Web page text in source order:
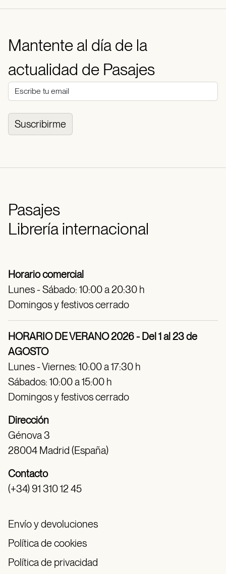
Mantente al día de la
actualidad de Pasajes
Suscribirme
Pasajes
Librería internacional
Horario comercial
Lunes - Sábado: 10:00 a 20:30 h
Domingos y festivos cerrado
HORARIO DE VERANO 2026 - Del 1 al 23 de
AGOSTO
Lunes - Viernes: 10:00 a 17:30 h
Sábados: 10:00 a 15:00 h
Domingos y festivos cerrado
Dirección
Génova 3
28004 Madrid (España)
Contacto
(+34) 91 310 12 45
Envío y devoluciones
Política de cookies
Política de privacidad